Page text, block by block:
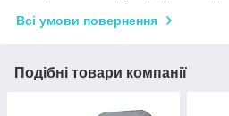
Всі умови повернення
Подібні товари компанії